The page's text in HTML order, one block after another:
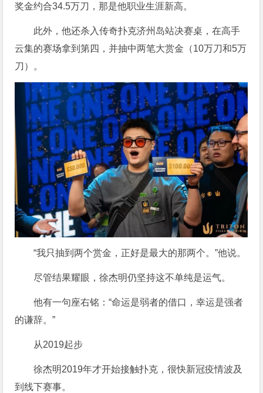
奖金约合34.5万刀，那是他职业生涯新高。
此外，他还杀入传奇扑克济州岛站决赛桌，在高手
云集的赛场拿到第四，并抽中两笔大赏金（10万刀和5万
刀）。
“我只抽到两个赏金，正好是最大的那两个。”他说。
尽管结果耀眼，徐杰明仍坚持这不单纯是运气。
他有一句座右铭：“命运是弱者的借口，幸运是强者
的谦辞。”
从2019起步
徐杰明2019年才开始接触扑克，很快新冠疫情波及
到线下赛事。